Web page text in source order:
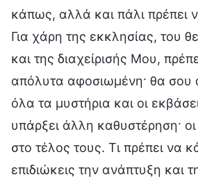
κάπως, αλλά και πάλι πρέπει
Για χάρη της εκκλησίας, του
και της διαχείρισής Μου,
απόλυτα αφοσιωμένη· θα σου
όλα τα μυστήρια και οι
υπάρξει άλλη καθυστέρηση·
στο τέλος τους. Τι πρέπει να
επιδιώκεις την ανάπτυξη και